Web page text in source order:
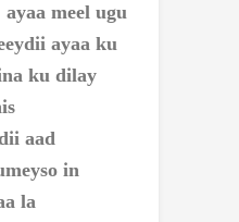
meel ugu
ayaa ku
ku dilay
aad
in
la